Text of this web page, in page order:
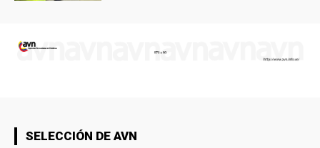
SELECCIÓN DE AVN